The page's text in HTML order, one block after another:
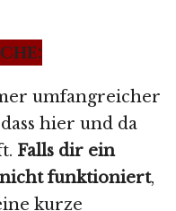
umfangreicher
hier und da
Falls dir ein
nicht funktioniert,
kurze